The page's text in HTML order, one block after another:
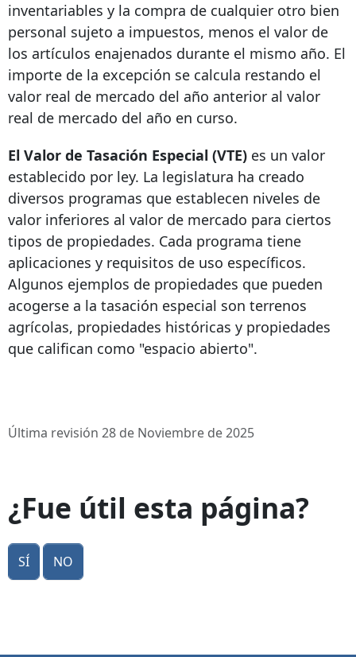
inventariables y la compra de cualquier otro bien
personal sujeto a impuestos, menos el valor de
los artículos enajenados durante el mismo año. El
importe de la excepción se calcula restando el
valor real de mercado del año anterior al valor
real de mercado del año en curso.
El Valor de Tasación Especial (VTE) es un valor
establecido por ley. La legislatura ha creado
diversos programas que establecen niveles de
valor inferiores al valor de mercado para ciertos
tipos de propiedades. Cada programa tiene
aplicaciones y requisitos de uso específicos.
Algunos ejemplos de propiedades que pueden
acogerse a la tasación especial son terrenos
agrícolas, propiedades históricas y propiedades
que califican como "espacio abierto".
Última revisión 28 de Noviembre de 2025
¿Fue útil esta página?
Sí No